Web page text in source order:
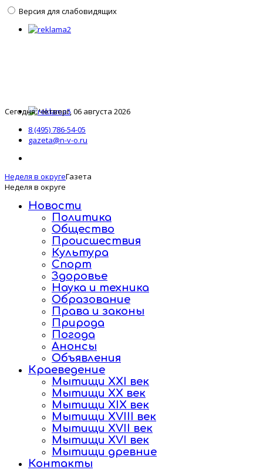
Версия для слабовидящих
Сегодня: Четверг, 06 августа 2026
8 (495) 786-54-05
gazeta@n-v-o.ru
Неделя в округеГазета
Неделя в округе
Новости
Политика
Общество
Происшествия
Культура
Спорт
Здоровье
Наука и техника
Образование
Права и законы
Природа
Погода
Анонсы
Объявления
Краеведение
Мытищи XXI век
Мытищи XX век
Мытищи XIX век
Мытищи XVIII век
Мытищи XVII век
Мытищи XVI век
Мытищи древние
Контакты